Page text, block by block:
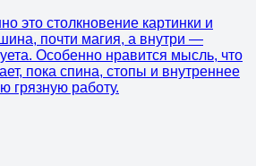
это столкновение картинки и
почти магия, а внутри —
Особенно нравится мысль, что
пока спина, стопы и внутреннее
грязную работу.